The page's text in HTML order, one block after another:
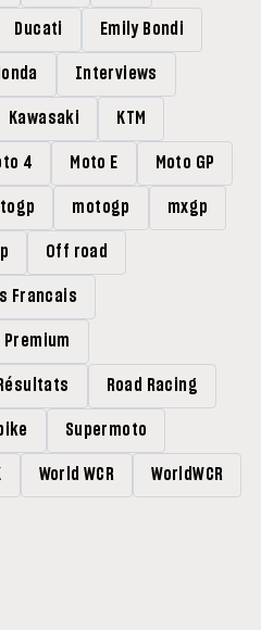
Ducati Emily Bondi
Interviews
Kawasaki KTM
4 Moto E Moto GP
motogp mxgp
Off road
Francais
Premium
Résultats Road Racing
Supermoto
World WCR WorldWCR